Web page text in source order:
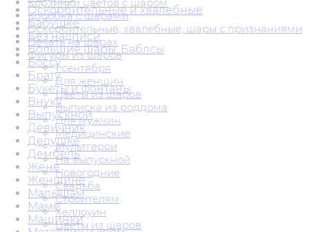
Коробка с шарами
Оскорбительные, хвалебные, шары с признаниями
Печать на шарах
Фигуры из шаров
1 сентября
Для женщин
Цветы из шаров
Выписка из роддома
Для мужчин
Медицинские
Мультгерои
На выпускной
Новогодние
Свадьба
Строителям
Хеллоуин
Цветы из шаров
Оскорбительные и хвалебные
Бабушке
Без надписи
Большие шары. Баблсы
Боссу
Брату
Букеты и фонтаны
Внуку
Выпускной
Девичник
Дедушке
Дембель
Жене
Женщине
Малышам
Маме
Машинки